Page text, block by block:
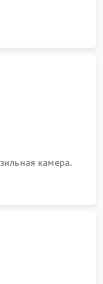
камера.